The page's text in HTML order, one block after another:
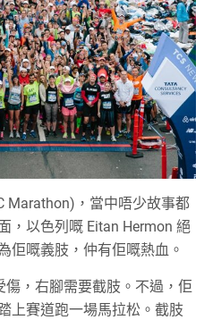
Marathon)，當中唔少故事都
，以色列嘅 Eitan Hermon 絕
佢嘅義肢，仲有佢嘅熱血。
，右腳需要截肢。不過，佢
上賽道跑一場馬拉松。截肢